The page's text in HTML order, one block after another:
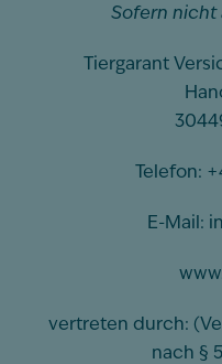
Sofern nicht
Tiergarant
Telefon:
E-Mail:
vertreten durch:
nach §